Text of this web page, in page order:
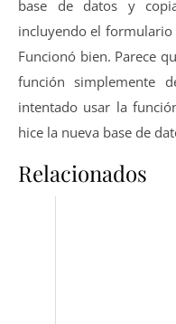
base de datos y
incluyendo el
Funcionó bien. Parece
función simplemente
intentado usar la
hice la nueva base de
Relacionados